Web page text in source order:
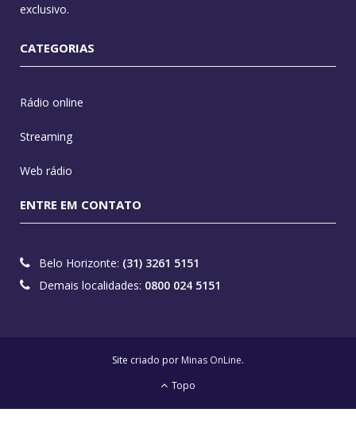
exclusivo.
CATEGORIAS
Rádio online
Streaming
Web rádio
ENTRE EM CONTATO
Belo Horizonte: (31) 3261 5151
Demais localidades: 0800 024 5151
Site criado por Minas OnLine.
Topo